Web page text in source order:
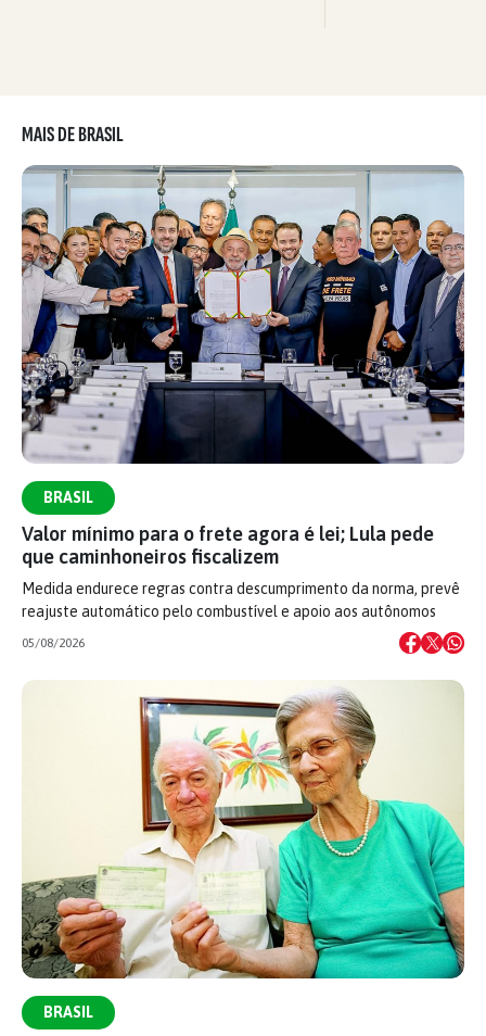
MAIS DE BRASIL
BRASIL
Valor mínimo para o frete agora é lei; Lula pede
que caminhoneiros fiscalizem
Medida endurece regras contra descumprimento da norma, prevê
reajuste automático pelo combustível e apoio aos autônomos
05/08/2026
BRASIL